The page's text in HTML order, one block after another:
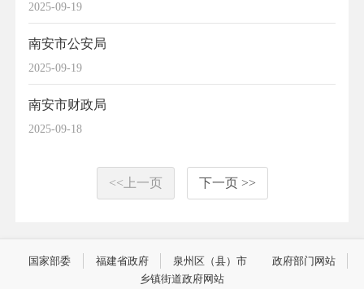
2025-09-19
2025-09-19
南安市公安局
2025-09-18
南安市财政局
<<上一页 下一页 >>
国家部委 福建省政府 泉州区（县）市
政府部门网站
乡镇街道政府网站